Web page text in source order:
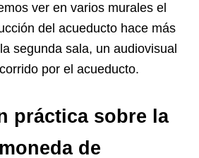
ver en varios murales el
del acueducto hace más
segunda sala, un audiovisual
por el acueducto.
práctica sobre la
de